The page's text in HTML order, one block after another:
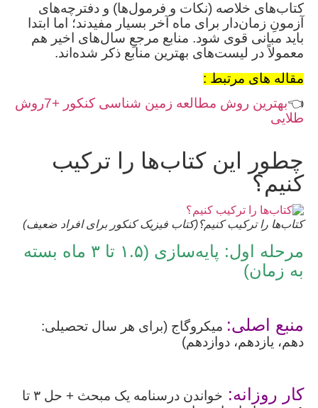
کتاب‌های خلاصه (نکات و فرمول‌ها) و دفترچه‌های
آزمونِ زمان‌دار برای ماه آخر بسیار مفیدند؛ اما ابتدا
باید مبانی قوی شود. منابع مرجعِ سال‌های اخیر هم
معمولاً در لیست‌های بهترین منابع ذکر شده‌اند.
مقاله های مرتبط :
👈
بهترین روش مطالعه زمین شناسی کنکور +7روش
طلایی
چطور این کتاب‌ها را ترکیب
کنیم؟
کتاب‌ها را ترکیب کنیم؟(کتاب فیزیک کنکور برای افراد ضعیف)
مرحله اول: پایه‌سازی (۱.۵ تا ۳ ماه بسته
به زمان)
منبع اصلی: میکروگاج (برای هر سال تحصیلی:
دهم، یازدهم، دوازدهم)
کار روزانه:
خواندن درسنامه یک مبحث + حل ۳ تا